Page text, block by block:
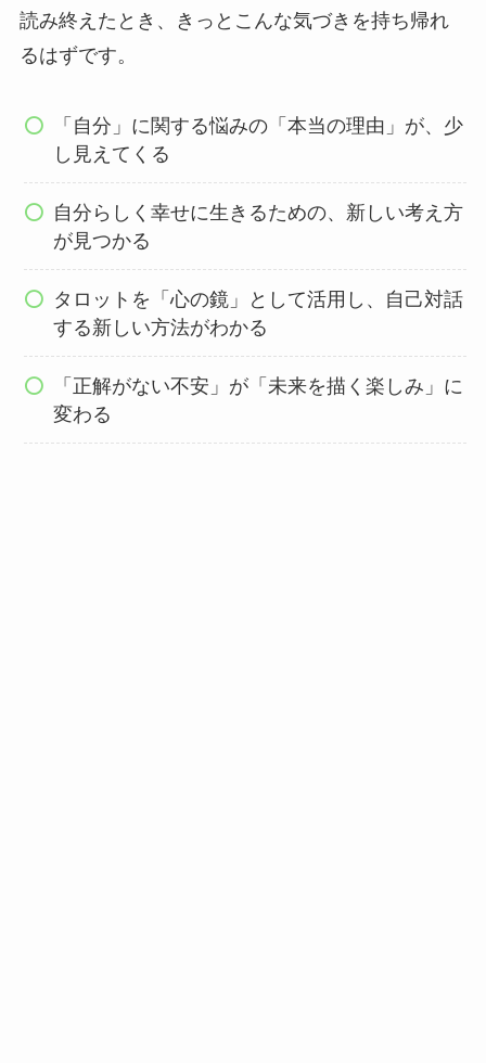
読み終えたとき、きっとこんな気づきを持ち帰れ
るはずです。
「自分」に関する悩みの「本当の理由」が、少
し見えてくる
自分らしく幸せに生きるための、新しい考え方
が見つかる
タロットを「心の鏡」として活用し、自己対話
する新しい方法がわかる
「正解がない不安」が「未来を描く楽しみ」に
変わる